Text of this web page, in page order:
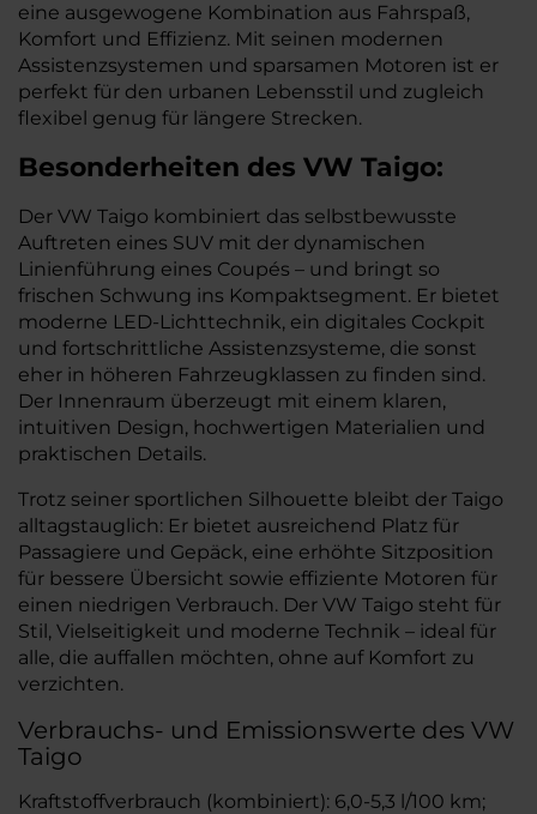
eine ausgewogene Kombination aus Fahrspaß,
Komfort und Effizienz. Mit seinen modernen
Assistenzsystemen und sparsamen Motoren ist er
perfekt für den urbanen Lebensstil und zugleich
flexibel genug für längere Strecken.
Besonderheiten des VW Taigo:
Der VW Taigo kombiniert das selbstbewusste
Auftreten eines SUV mit der dynamischen
Linienführung eines Coupés – und bringt so
frischen Schwung ins Kompaktsegment. Er bietet
moderne LED-Lichttechnik, ein digitales Cockpit
und fortschrittliche Assistenzsysteme, die sonst
eher in höheren Fahrzeugklassen zu finden sind.
Der Innenraum überzeugt mit einem klaren,
intuitiven Design, hochwertigen Materialien und
praktischen Details.
Trotz seiner sportlichen Silhouette bleibt der Taigo
alltagstauglich: Er bietet ausreichend Platz für
Passagiere und Gepäck, eine erhöhte Sitzposition
für bessere Übersicht sowie effiziente Motoren für
einen niedrigen Verbrauch. Der VW Taigo steht für
Stil, Vielseitigkeit und moderne Technik – ideal für
alle, die auffallen möchten, ohne auf Komfort zu
verzichten.
Verbrauchs- und Emissionswerte des VW
Taigo
Kraftstoffverbrauch (kombiniert): 6,0-5,3 l/100 km;